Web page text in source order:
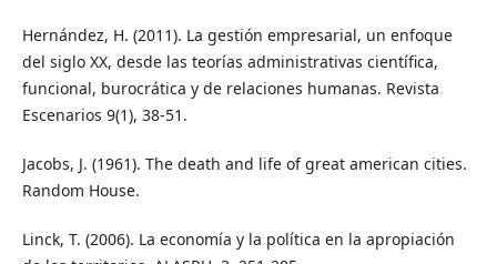
Hernández, H. (2011). La gestión empresarial, un enfoque
del siglo XX, desde las teorías administrativas científica,
funcional, burocrática y de relaciones humanas. Revista
Escenarios 9(1), 38-51.
Jacobs, J. (1961). The death and life of great american cities.
Random House.
Linck, T. (2006). La economía y la política en la apropiación